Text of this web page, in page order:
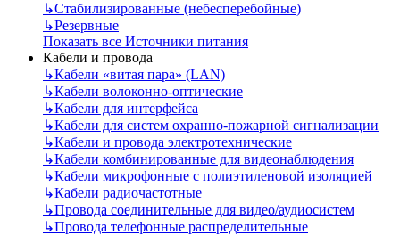
↳Стабилизированные (небесперебойные)
↳Резервные
Показать все Источники питания
Кабели и провода
↳Кабели «витая пара» (LAN)
↳Кабели волоконно-оптические
↳Кабели для интерфейса
↳Кабели для систем охранно-пожарной сигнализации
↳Кабели и провода электротехнические
↳Кабели комбинированные для видеонаблюдения
↳Кабели микрофонные с полиэтиленовой изоляцией
↳Кабели радиочастотные
↳Провода соединительные для видео/аудиосистем
↳Провода телефонные распределительные